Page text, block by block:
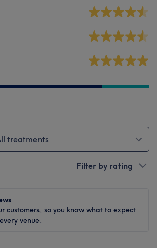
treatments
Filter by rating
customers, so you know what to expect
venue.